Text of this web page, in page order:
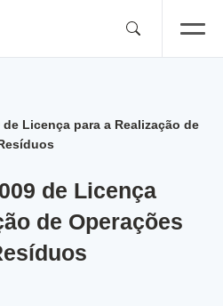
de Licença para a Realização de
de Licença
de Operações